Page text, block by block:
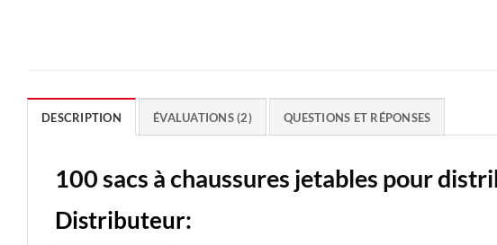
DESCRIPTION ÉVALUATIONS (2) QUESTIONS ET RÉPONSES
100 sacs à chaussures jetables pour
Distributeur: